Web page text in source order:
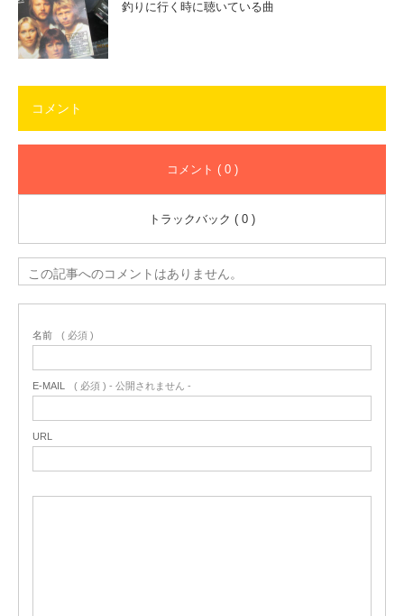
釣りに行く時に聴いている曲
コメント
コメント ( 0 )
トラックバック ( 0 )
この記事へのコメントはありません。
名前 ( 必須 )
E-MAIL ( 必須 ) - 公開されません -
URL